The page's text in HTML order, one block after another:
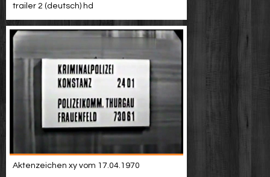
trailer 2 (deutsch) hd
Aktenzeichen xy vom 17.04.1970